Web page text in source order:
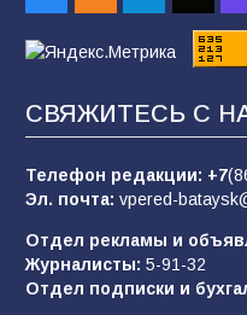
84 01.08.2026
«Слухами Москву
заявления Киева о
80 02.08.2026
В России ответили
новой мобилизации
СВЯЖИТЕСЬ С
Телефон редакции: +7
Эл. почта: vpered-
Отдел рекламы и
Журналисты: 5-91-32
Отдел подписки и